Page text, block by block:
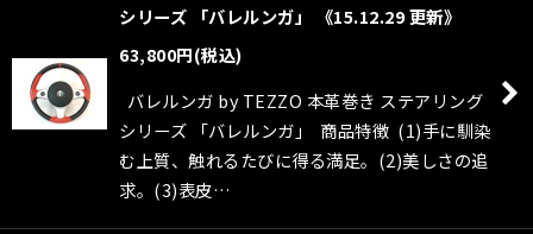
シリーズ 「バレルンガ」 《15.12.29 更新》
63,800円(税込)
バレルンガ by TEZZO 本革巻き ステアリング
シリーズ 「バレルンガ」 商品特徴 (1)手に馴染
む上質、触れるたびに得る満足。(2)美しさの追
求。(3)表皮…